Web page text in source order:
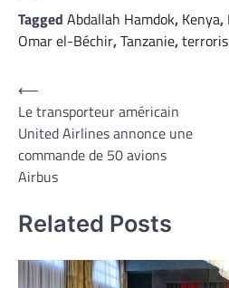
Tagged Abdallah Hamdok, Kenya,
Omar el-Béchir,Tanzanie,
Navigation
de
l’article
⟵
Le transporteur américain
United Airlines annonce une
commande de 50 avions
Airbus
Related Posts